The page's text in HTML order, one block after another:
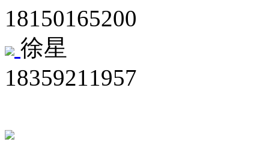
18150165200
徐星
18359211957